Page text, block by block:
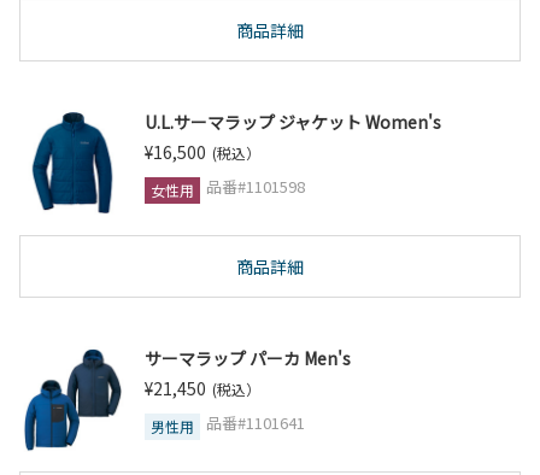
商品詳細
U.L.サーマラップ ジャケット Women's
¥16,500 (税込）
女性用
品番#1101598
商品詳細
サーマラップ パーカ Men's
¥21,450 (税込）
男性用
品番#1101641